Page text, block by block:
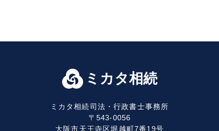
ミカタ相続
ミカタ相続司法・行政書士事務所
〒543-0056
大阪市天王寺区堀越町7番19号